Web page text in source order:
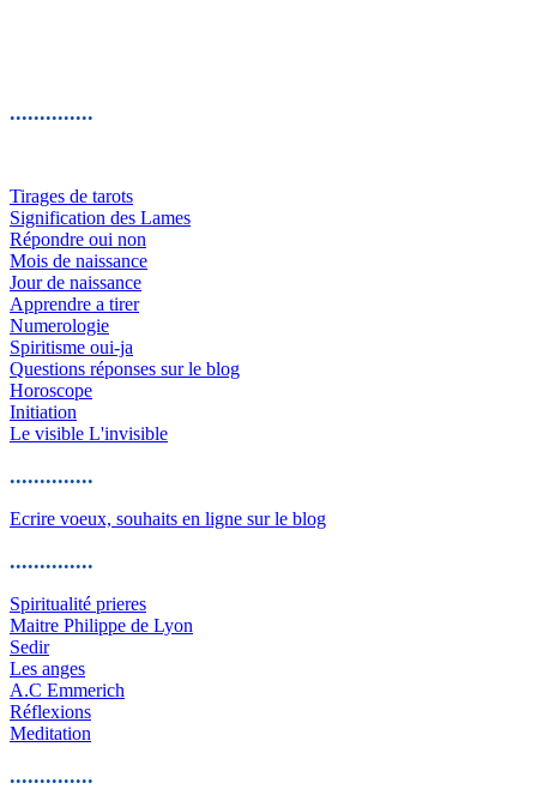
..............
Tirages de tarots
Signification des Lames
Répondre oui non
Mois de naissance
Jour de naissance
Apprendre a tirer
Numerologie
Spiritisme oui-ja
Questions réponses sur le blog
Horoscope
Initiation
Le visible L'invisible
..............
Ecrire voeux, souhaits en ligne sur le blog
..............
Spiritualité prieres
Maitre Philippe de Lyon
Sedir
Les anges
A.C Emmerich
Réflexions
Meditation
..............